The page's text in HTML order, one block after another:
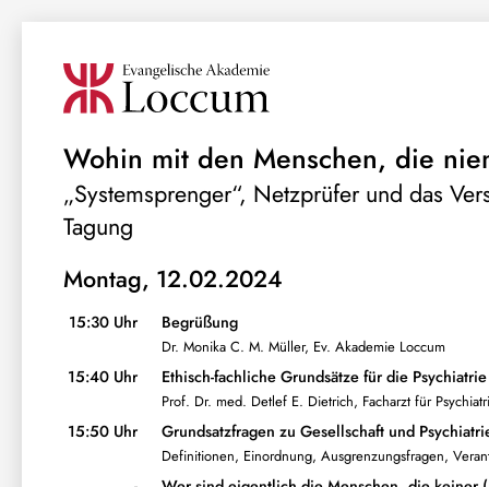
Wohin mit den Menschen, die
„Systemsprenger“, Netzprüfer und das
Tagung
Montag, 12.02.2024
15:30 Uhr Begrüßung
Dr. Monika C. M. Müller, Ev. Akademie Loccum
15:40 Uhr Ethisch-fachliche Grundsätze für die Psychiatrie
Prof. Dr. med. Detlef E. Dietrich, Facharzt für
15:50 Uhr Grundsatzfragen zu Gesellschaft und
Definitionen, Einordnung, Ausgrenzungsfragen,